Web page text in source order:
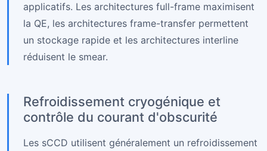
applicatifs. Les architectures full-frame maximisent
la QE, les architectures frame-transfer permettent
un stockage rapide et les architectures interline
réduisent le smear.
Refroidissement cryogénique et
contrôle du courant d'obscurité
Les sCCD utilisent généralement un refroidissement